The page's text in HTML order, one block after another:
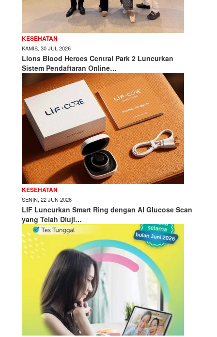
KESEHATAN
KAMIS, 30 JUL 2026
Lions Blood Heroes Central Park 2 Luncurkan
Sistem Pendaftaran Online…
KESEHATAN
SENIN, 22 JUN 2026
LIF Luncurkan Smart Ring dengan AI Glucose Scan
yang Telah Diuji…